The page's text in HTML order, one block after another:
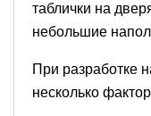
таблички на
небольшие
При разработке
несколько